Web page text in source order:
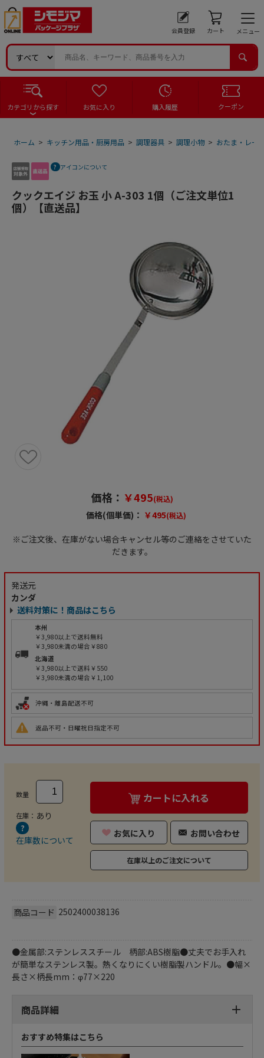
会員登録 カート メニュー
カテゴリから探す お気に入り 購入履歴 クーポン
ホーム > キッチン用品・厨房用品 > 調理器具 > 調理小物 > おたま・レー
アイコンについて
クックエイジ お玉 小 A-303 1個（ご注文単位1
個）【直送品】
価格： ￥495(税込)
価格(個単価)： ￥495(税込)
※ご注文後、在庫がない場合キャンセル等のご連絡をさせていた
だきます。
発送元
カンダ
送料対策に！商品はこちら
本州
￥3,980以上で送料無料
￥3,980未満の場合￥880
北海道
￥3,980以上で送料￥550
￥3,980未満の場合￥1,100
沖縄・離島配送不可
返品不可・日曜祝日指定不可
数量
在庫： あり
在庫数について
カートに入れる
お気に入り お問い合わせ
在庫以上のご注文について
商品コード 2502400038136
●金属部:ステンレススチール 柄部:ABS樹脂●丈夫でお手入れ
が簡単なステンレス製。熱くなりにくい樹脂製ハンドル。●幅×
長さ×柄長mm：φ77×220
商品詳細
おすすめ特集はこちら